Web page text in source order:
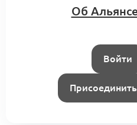
Об
Войти